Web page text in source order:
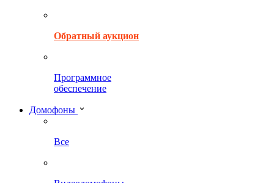
Обратный аукцион
Программное
обеспечение
Домофоны
Все